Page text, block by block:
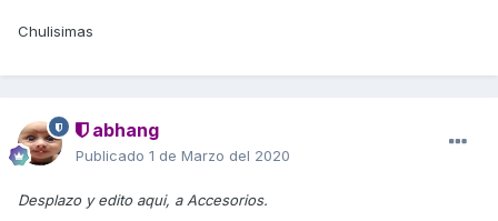
Chulisimas
abhang
Publicado 1 de Marzo del 2020
Desplazo y edito aqui, a Accesorios.